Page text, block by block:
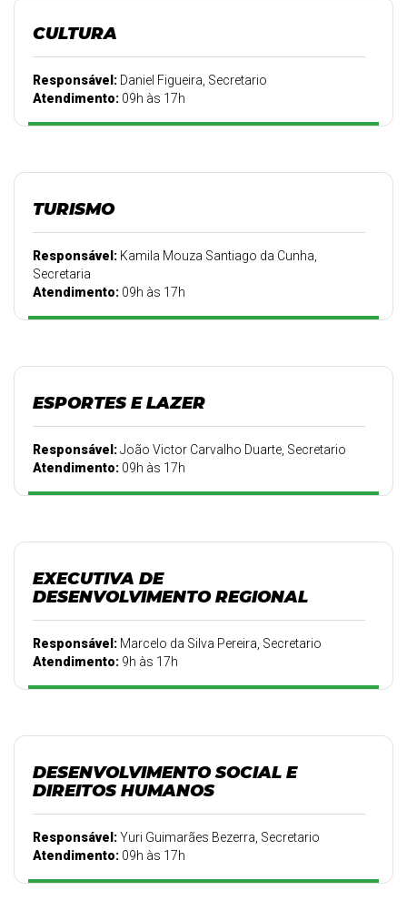
CULTURA
Responsável: Daniel Figueira, Secretario
Atendimento: 09h às 17h
TURISMO
Responsável: Kamila Mouza Santiago da Cunha,
Secretaria
Atendimento: 09h às 17h
ESPORTES E LAZER
Responsável:João Victor Carvalho Duarte, Secretario
Atendimento: 09h às 17h
EXECUTIVA DE
DESENVOLVIMENTO REGIONAL
Responsável: Marcelo da Silva Pereira, Secretario
Atendimento: 9h às 17h
DESENVOLVIMENTO SOCIAL E
DIREITOS HUMANOS
Responsável:Yuri Guimarães Bezerra, Secretario
Atendimento: 09h às 17h